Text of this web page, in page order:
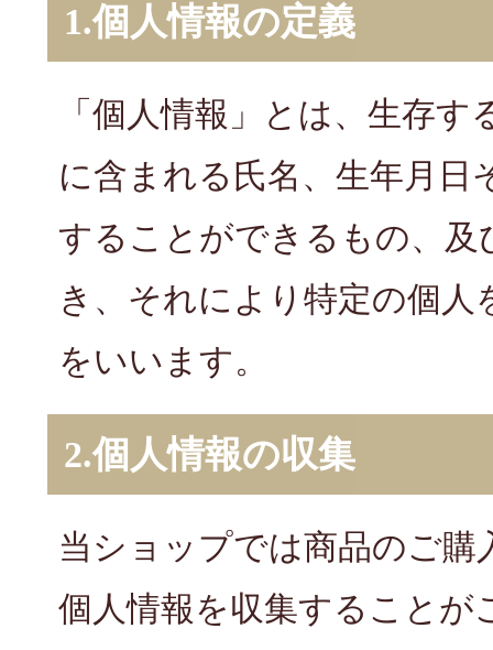
1.個人情報の定義
「個人情報」とは、生存
に含まれる氏名、生年月日
することができるもの、
き、それにより特定の個
をいいます。
2.個人情報の収集
当ショップでは商品のご
個人情報を収集することが